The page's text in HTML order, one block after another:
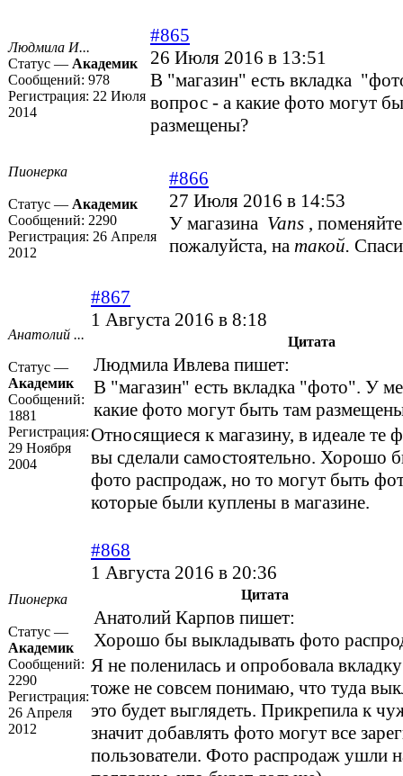
Людмила И...
Статус — Академик
Сообщений: 978
Регистрация: 22 Июля
2014
#865
26 Июля 2016 в 13:51
В "магазин" есть вкладка
вопрос - а какие фото могут
размещены?
Пионерка
Статус — Академик
Сообщений: 2290
Регистрация: 26 Апреля
2012
#866
27 Июля 2016 в 14:53
У магазина Vans ,
пожалуйста, на такой.
Анатолий ...
Статус —
Академик
Сообщений:
1881
Регистрация:
29 Ноября
2004
#867
1 Августа 2016 в 8:18
Цитата
Людмила Ивлева пишет:
В "магазин" есть вкладка "фото". У
какие фото могут быть там
Относящиеся к магазину, в идеале те
вы сделали самостоятельно. Хорошо
фото распродаж, но то могут быть
которые были куплены в магазине.
Пионерка
Статус —
Академик
Сообщений:
2290
Регистрация:
26 Апреля
2012
#868
1 Августа 2016 в 20:36
Цитата
Анатолий Карпов пишет:
Хорошо бы выкладывать фото
Я не поленилась и опробовала
тоже не совсем понимаю, что туда
это будет выглядеть. Прикрепила к
значит добавлять фото могут все
пользователи. Фото распродаж ушли